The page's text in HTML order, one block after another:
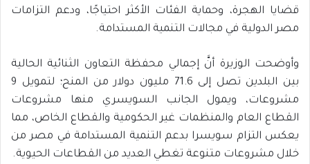
قضايا الهجرة، وحماية الفئات الأكثر احتياجًا، ودعم التزامات
مصر الدولية في مجالات التنمية المستدامة.
وأوضحت الوزيرة أنَّ إجمالي محفظة التعاون الثنائية الحالية
بين البلدين تصل إلى 71.6 مليون دولار من المنح؛ لتمويل 9
مشروعات، ويمول الجانب السويسري منها مشروعات
القطاع العام والمنظمات غير الحكومية والقطاع الخاص، مما
يعكس التزام سويسرا بدعم التنمية المستدامة في مصر من
خلال مشروعات متنوعة تغطي العديد من القطاعات الحيوية.